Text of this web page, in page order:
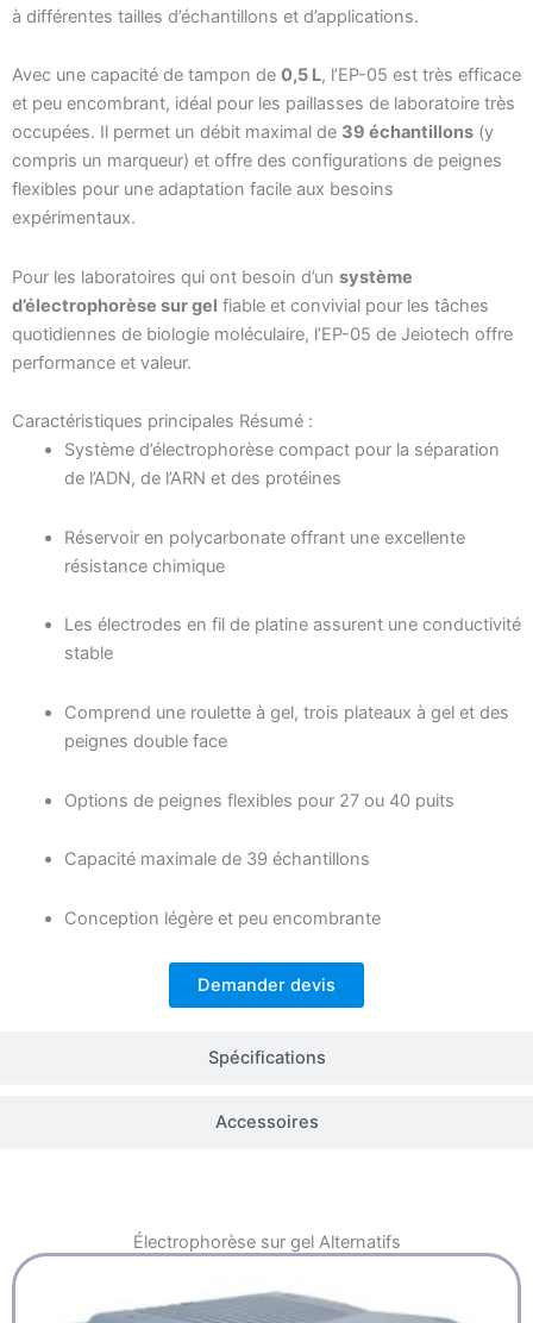
Spécifications
Accessoires
à différentes tailles d’échantillons et d’applications.
Avec une capacité de tampon de 0,5 L, l’EP-05 est très efficace
et peu encombrant, idéal pour les paillasses de laboratoire très
occupées. Il permet un débit maximal de 39 échantillons (y
compris un marqueur) et offre des configurations de peignes
flexibles pour une adaptation facile aux besoins
expérimentaux.
Pour les laboratoires qui ont besoin d’un système
d’électrophorèse sur gel fiable et convivial pour les tâches
quotidiennes de biologie moléculaire, l’EP-05 de Jeiotech offre
performance et valeur.
Caractéristiques principales Résumé :
Système d’électrophorèse compact pour la séparation
de l’ADN, de l’ARN et des protéines
Réservoir en polycarbonate offrant une excellente
résistance chimique
Les électrodes en fil de platine assurent une conductivité
stable
Comprend une roulette à gel, trois plateaux à gel et des
peignes double face
Options de peignes flexibles pour 27 ou 40 puits
Capacité maximale de 39 échantillons
Conception légère et peu encombrante
Demander devis
Électrophorèse sur gelAlternatifs